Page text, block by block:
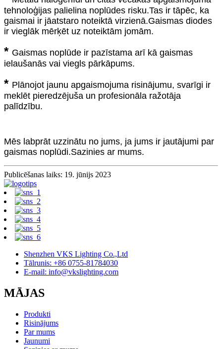
tehnoloģijas palielina noplūdes risku.Tas ir tāpēc, ka
gaismai ir jāatstaro noteiktā virzienā.Gaismas diodes
ir vieglāk mērķēt uz noteiktām jomām.
* Gaismas noplūde ir pazīstama arī kā gaismas
ielaušanās vai viegls pārkāpums.
* Plānojot jaunu apgaismojuma risinājumu, svarīgi ir
meklēt pieredzējuša un profesionāla ražotāja
palīdzību.
Mēs labprāt uzzinātu no jums, ja jums ir jautājumi par
gaismas noplūdi.Sazinies ar mums.
Publicēšanas laiks: 19. jūnijs 2023
Shenzhen VKS Lighting Co.,Ltd
Tālrunis: +86 0755-81784030
E-mail: info@vkslighting.com
MĀJAS
Produkti
Risinājums
Par mums
Jaunumi